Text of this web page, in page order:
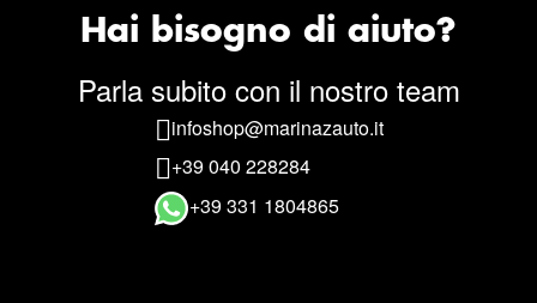
Hai bisogno di aiuto?
Parla subito con il nostro team
infoshop@marinazauto.it
+39 040 228284
+39 331 1804865